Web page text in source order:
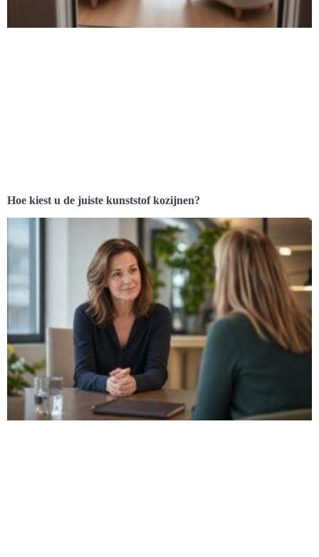
Hoe kiest u de juiste kunststof kozijnen?